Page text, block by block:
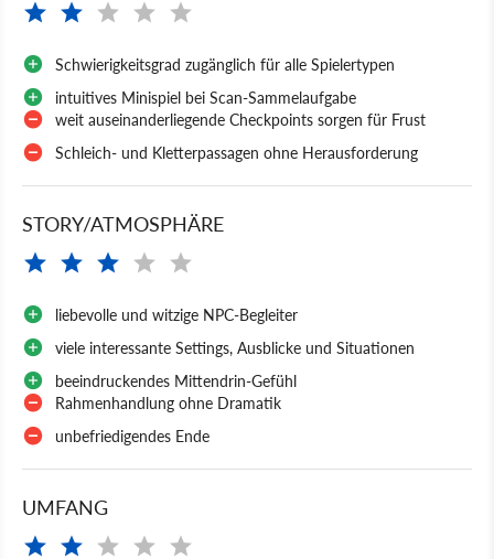
Schwierigkeitsgrad zugänglich für alle Spielertypen
intuitives Minispiel bei Scan-Sammelaufgabe
weit auseinanderliegende Checkpoints sorgen für Frust
Schleich- und Kletterpassagen ohne Herausforderung
STORY/ATMOSPHÄRE
liebevolle und witzige NPC-Begleiter
viele interessante Settings, Ausblicke und Situationen
beeindruckendes Mittendrin-Gefühl
Rahmenhandlung ohne Dramatik
unbefriedigendes Ende
UMFANG